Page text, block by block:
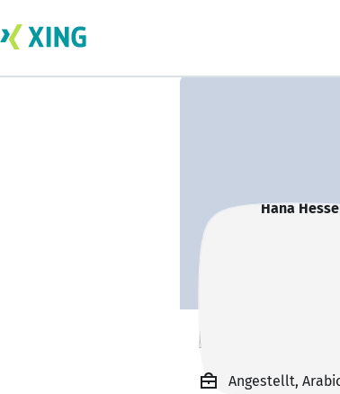
Hana Hessen
Angestellt,